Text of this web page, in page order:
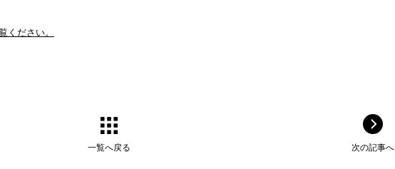
ください。
一覧へ戻る 次の記事へ